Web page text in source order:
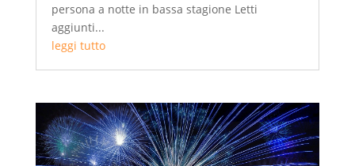
persona a notte in bassa stagione Letti
aggiunti...
leggi tutto